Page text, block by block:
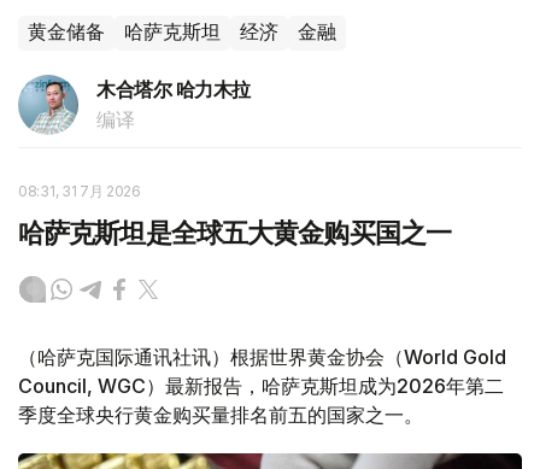
黄金储备 哈萨克斯坦 经济 金融
木合塔尔 哈力木拉
编译
08:31, 31 7月 2026
哈萨克斯坦是全球五大黄金购买国之一
（哈萨克国际通讯社讯）根据世界黄金协会（World Gold
Council, WGC）最新报告，哈萨克斯坦成为2026年第二
季度全球央行黄金购买量排名前五的国家之一。